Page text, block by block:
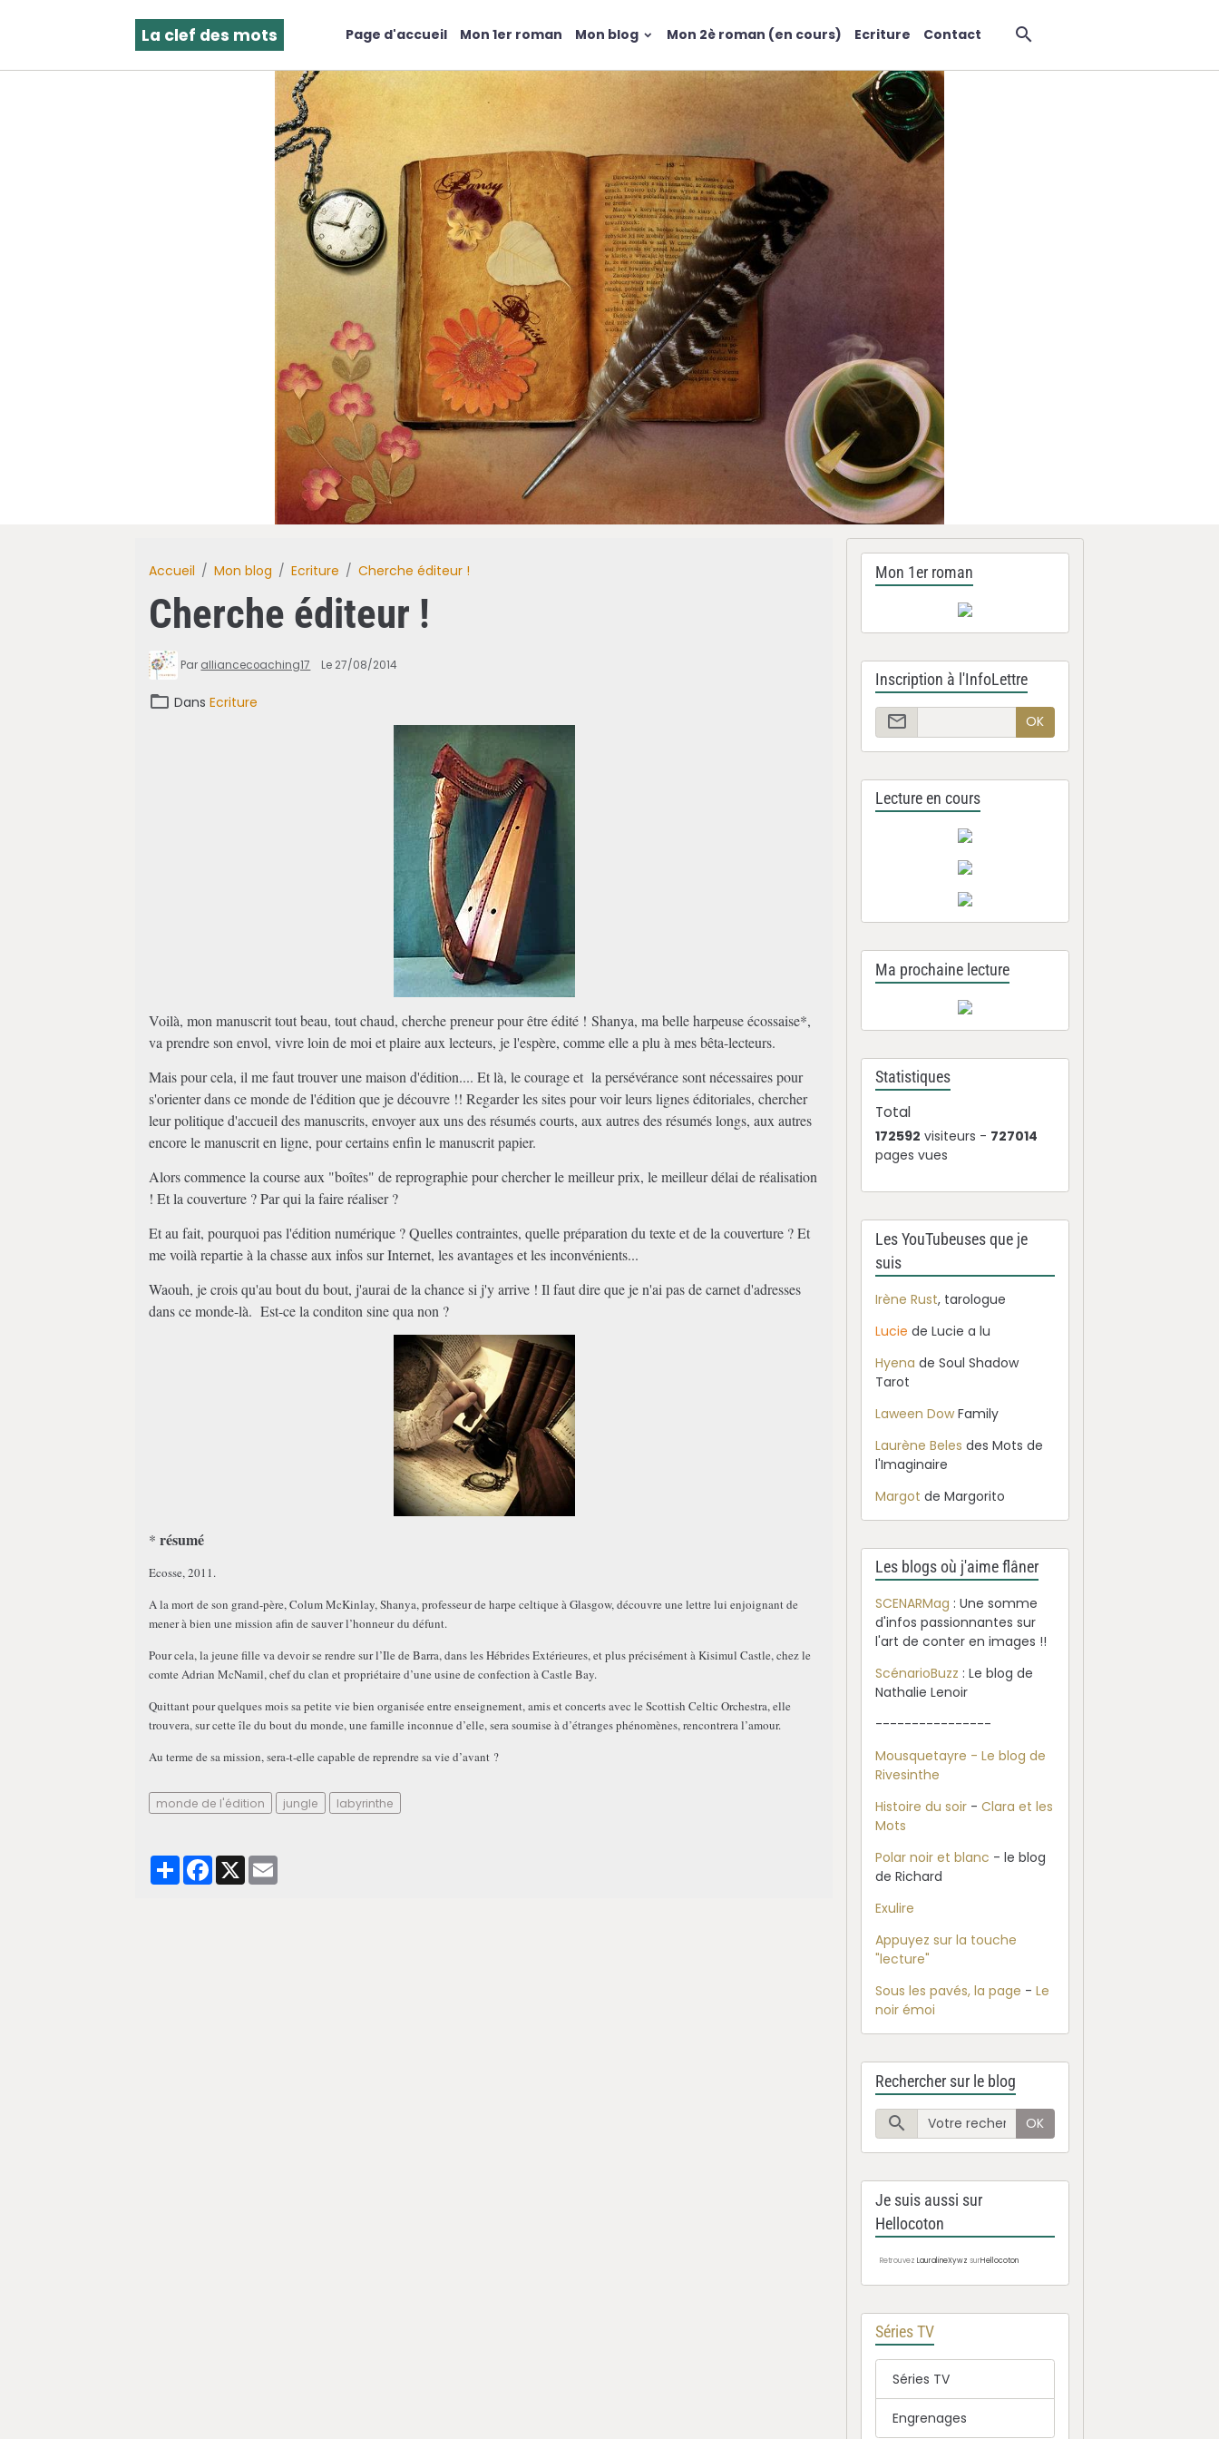
La clef des mots Page d'accueil Mon 1er roman Mon blog Mon 2è roman (en cours) Ecriture Contact
Accueil Mon blog Ecriture Cherche éditeur !
Cherche éditeur !
Par alliancecoaching17 Le 27/08/2014
DansEcriture
Voilà, mon manuscrit tout beau, tout chaud, cherche preneur pour être édité ! Shanya, ma belle harpeuse écossaise*,
va prendre son envol, vivre loin de moi et plaire aux lecteurs, je l'espère, comme elle a plu à mes bêta-lecteurs.
Mais pour cela, il me faut trouver une maison d'édition.... Et là, le courage et la persévérance sont nécessaires pour
s'orienter dans ce monde de l'édition que je découvre !! Regarder les sites pour voir leurs lignes éditoriales, chercher
leur politique d'accueil des manuscrits, envoyer aux uns des résumés courts, aux autres des résumés longs, aux autres
encore le manuscrit en ligne, pour certains enfin le manuscrit papier.
Alors commence la course aux "boîtes" de reprographie pour chercher le meilleur prix, le meilleur délai de réalisation
! Et la couverture ? Par qui la faire réaliser ?
Et au fait, pourquoi pas l'édition numérique ? Quelles contraintes, quelle préparation du texte et de la couverture ? Et
me voilà repartie à la chasse aux infos sur Internet, les avantages et les inconvénients...
Waouh, je crois qu'au bout du bout, j'aurai de la chance si j'y arrive ! Il faut dire que je n'ai pas de carnet d'adresses
dans ce monde-là. Est-ce la conditon sine qua non ?
*résumé
Ecosse, 2011.
A la mort de son grand-père, Colum McKinlay, Shanya, professeur de harpe celtique à Glasgow, découvre une lettre lui enjoignant de
mener à bien une mission afin de sauver l’honneur du défunt.
Pour cela, la jeune fille va devoir se rendre sur l’Ile de Barra, dans les Hébrides Extérieures, et plus précisément à Kisimul Castle, chez le
comte Adrian McNamil, chef du clan et propriétaire d’une usine de confection à Castle Bay.
Quittant pour quelques mois sa petite vie bien organisée entre enseignement, amis et concerts avec le Scottish Celtic Orchestra, elle
trouvera, sur cette île du bout du monde, une famille inconnue d’elle, sera soumise à d’étranges phénomènes, rencontrera l’amour.
Au terme de sa mission, sera-t-elle capable de reprendre sa vie d’avant ?
monde de l'édition jungle labyrinthe
PartagerFacebook
X
Mon 1er roman
Inscription à l'InfoLettre
OK
Lecture en cours
Ma prochaine lecture
Statistiques
Total
172592 visiteurs - 727014
pages vues
Les YouTubeuses que je
suis
Irène Rust, tarologue
Luciede Lucie a lu
Hyena de Soul Shadow
Tarot
Laween DowFamily
Laurène Beles des Mots de
l'Imaginaire
Margot de Margorito
Les blogs où j'aime flâner
SCENARMag : Une somme
d'infos passionnantes sur
l'art de conter en images !!
ScénarioBuzz : Le blog de
Nathalie Lenoir
----------------
Mousquetayre - Le blog de
Rivesinthe
Histoire du soir -Clara et les
Mots
Polar noir et blanc - le blog
de Richard
Exulire
Appuyez sur la touche
"lecture"
Sous les pavés, la page -Le
noir émoi
Rechercher sur le blog
OK
Je suis aussi sur
Hellocoton
RetrouvezLauralineXywz surHellocoton
Séries TV
Séries TV
Engrenages